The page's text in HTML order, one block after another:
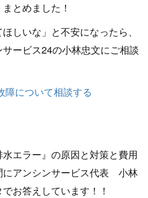
とめました！
しいな」と不安になったら、
ービス24の小林忠文にご相談
障について相談する
水エラー』の原因と対策と費用
にアンシンサービス代表 小林
お答えしています！！